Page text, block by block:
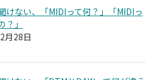
けない、「MIDIって何？」「MIDIっ
？」
月28日